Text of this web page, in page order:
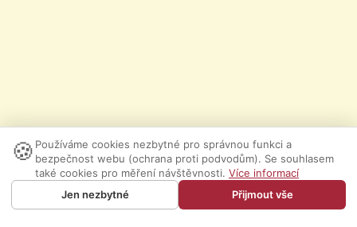
🍪 Používáme cookies nezbytné pro správnou funkci a
bezpečnost webu (ochrana proti podvodům). Se souhlasem
také cookies pro měření návštěvnosti. Více informací
Jen nezbytné
Přijmout vše